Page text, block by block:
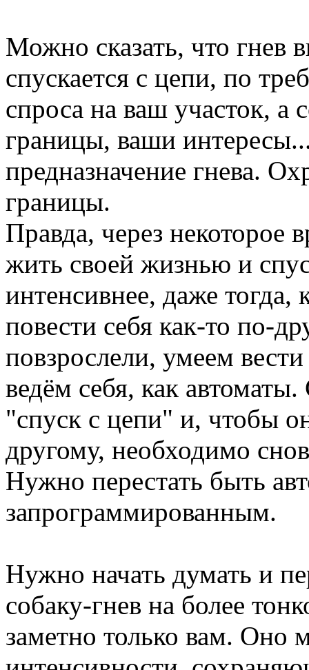
Можно сказать, что гнев
спускается с цепи, по
спроса на ваш участок, а
границы, ваши
предназначение гнева.
границы.
Правда, через некоторое
жить своей жизнью и
интенсивнее, даже
повести себя как-то по-
повзрослели, умеем
ведём себя, как
"спуск с цепи" и, чтобы
другому, необходимо
Нужно перестать быть
запрограммированным.
Нужно начать думать и
собаку-гнев на более
заметно только вам. Оно